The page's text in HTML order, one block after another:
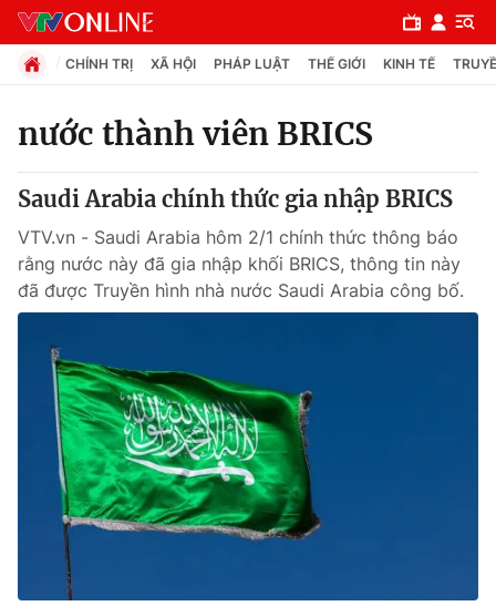
Chuyên mục
Xã hội
Pháp luật
Thế giới
Tin tức
Thế giới đó đây
Kinh tế
Tài chính
CHÍNH TRỊ XÃ HỘI PHÁP LUẬT THẾ GIỚI KINH TẾ
nước thành viên BRICS
Saudi Arabia chính thức gia nhập BRICS
VTV.vn - Saudi Arabia hôm 2/1 chính thức thông báo
rằng nước này đã gia nhập khối BRICS, thông tin này
đã được Truyền hình nhà nước Saudi Arabia công bố.